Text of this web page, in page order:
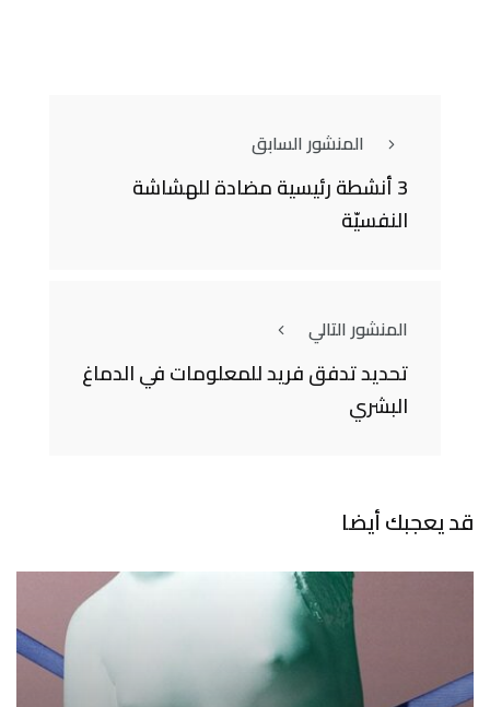
المنشور السابق
3 أنشطة رئيسية مضادة للهشاشة
النفسيّة
المنشور التالي
تحديد تدفق فريد للمعلومات في الدماغ
البشري
قد يعجبك أيضا